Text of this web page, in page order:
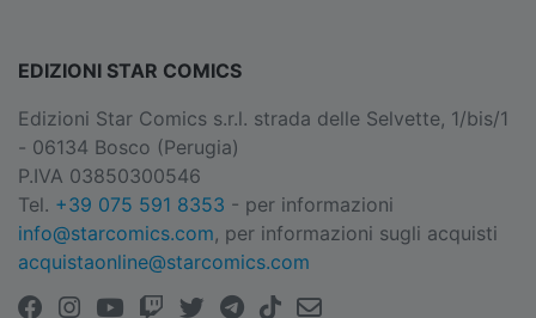
EDIZIONI STAR COMICS
Edizioni Star Comics s.r.l. strada delle Selvette, 1/bis/1
- 06134 Bosco (Perugia)
P.IVA 03850300546
Tel. +39 075 591 8353 - per informazioni
info@starcomics.com, per informazioni sugli acquisti
acquistaonline@starcomics.com